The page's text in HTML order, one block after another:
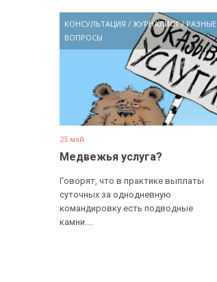
КОНСУЛЬТАЦИЯ / ЖУРНАЛИСТ/РАЗНЫЕ
ВОПРОСЫ
25 май
Медвежья услуга?
Говорят, что в практике выплаты
суточных за однодневную
командировку есть подводные
камни....